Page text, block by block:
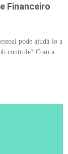
Financeiro
pode ajudá-lo a
controle? Com a